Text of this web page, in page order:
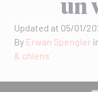
un
Updated at 05/01/
By Erwan Spengler
& chiens